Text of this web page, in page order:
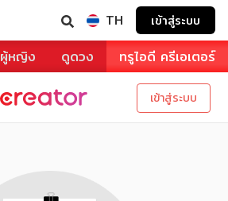
TH เข้าสู่ระบบ
ผู้หญิง ดูดวง ทรูไอดี ครีเอเตอร์
เข้าสู่ระบบ